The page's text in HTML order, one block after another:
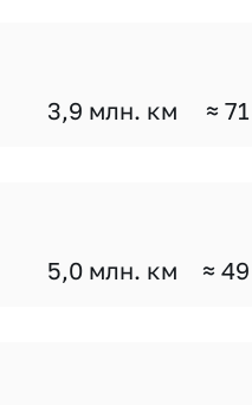
3,9 млн. км ≈
5,0 млн. км ≈